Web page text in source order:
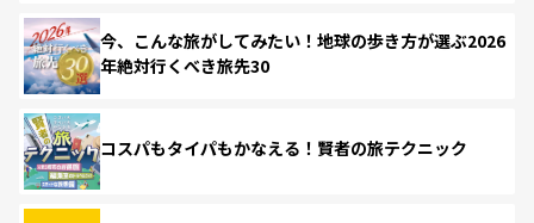
今、こんな旅がしてみたい！地球の歩き方が選ぶ2026
年絶対行くべき旅先30
コスパもタイパもかなえる！賢者の旅テクニック